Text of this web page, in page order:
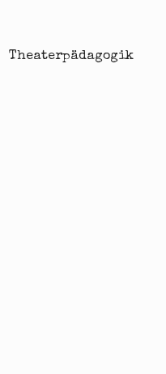
Theaterpädagogik